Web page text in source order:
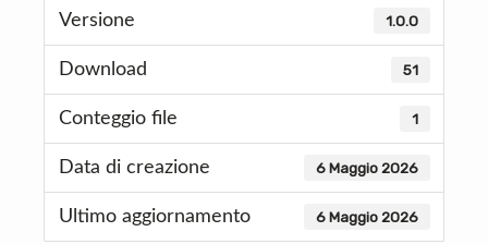
Versione 1.0.0
Download 51
Conteggio file 1
Data di creazione 6 Maggio 2026
Ultimo aggiornamento 6 Maggio 2026